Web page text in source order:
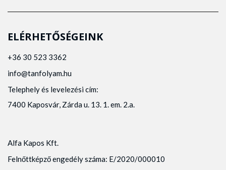
ELÉRHETŐSÉGEINK
+36 30 523 3362
info@tanfolyam.hu
Telephely és levelezési cím:
7400 Kaposvár, Zárda u. 13. 1. em. 2.a.
Alfa Kapos Kft.
Felnőttképző engedély száma: E/2020/000010